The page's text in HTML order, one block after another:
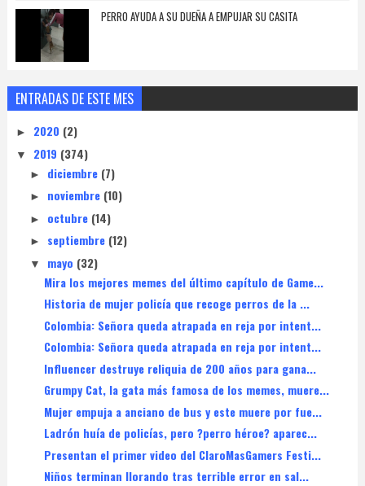
PERRO AYUDA A SU DUEÑA A EMPUJAR SU CASITA
ENTRADAS DE ESTE MES
► 2020 (2)
▼ 2019 (374)
► diciembre (7)
► noviembre (10)
► octubre (14)
► septiembre (12)
▼ mayo (32)
Mira los mejores memes del último capítulo de Game...
Historia de mujer policía que recoge perros de la ...
Colombia: Señora queda atrapada en reja por intent...
Colombia: Señora queda atrapada en reja por intent...
Influencer destruye reliquia de 200 años para gana...
Grumpy Cat, la gata más famosa de los memes, muere...
Mujer empuja a anciano de bus y este muere por fue...
Ladrón huía de policías, pero ?perro héroe? aparec...
Presentan el primer video del ClaroMasGamers Festi...
Niños terminan llorando tras terrible error en sal...